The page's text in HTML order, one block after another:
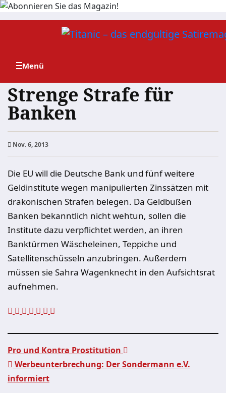
Zum
Strenge Strafe für
Banken
Nov. 6, 2013
Die EU will die Deutsche Bank und fünf weitere
Geldinstitute wegen manipulierten Zinssätzen mit
drakonischen Strafen belegen. Da Geldbußen
Banken bekanntlich nicht wehtun, sollen die
Institute dazu verpflichtet werden, an ihren
Banktürmen Wäscheleinen, Teppiche und
Satellitenschüsseln anzubringen. Außerdem
müssen sie Sahra Wagenknecht in den Aufsichtsrat
aufnehmen.
Beitragsnavigation
Pro und Kontra Prostitution
Werbeunterbrechung: Der Sondermann e.V.
informiert